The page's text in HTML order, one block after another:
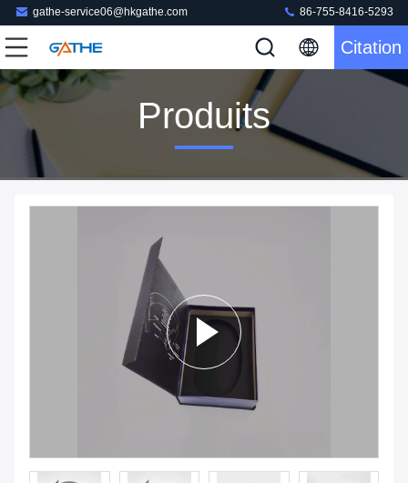
gathe-service06@hkgathe.com 86-755-8416-5293
Citation
Produits